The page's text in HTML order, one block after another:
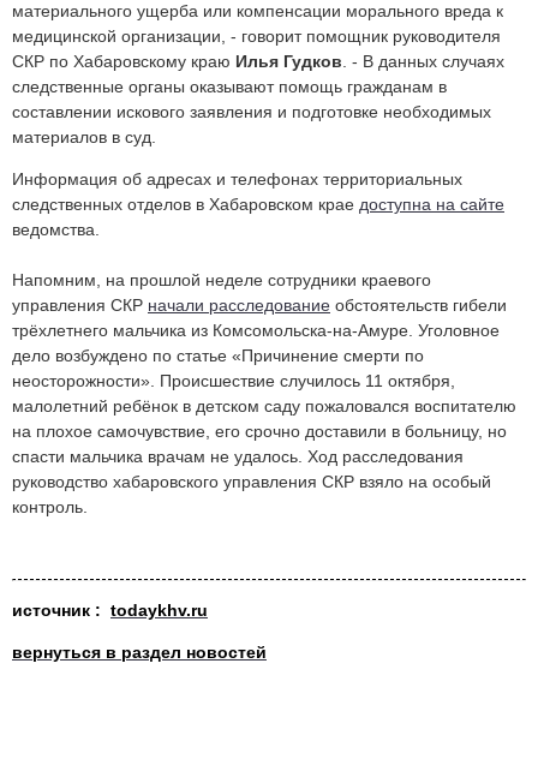
материального ущерба или компенсации морального вреда к
медицинской организации, - говорит помощник руководителя
СКР по Хабаровскому краю Илья Гудков . - В данных случаях
следственные органы оказывают помощь гражданам в
составлении искового заявления и подготовке необходимых
материалов в суд.
Информация об адресах и телефонах территориальных
следственных отделов в Хабаровском крае доступна на сайте
ведомства.
Напомним, на прошлой неделе сотрудники краевого
управления СКР начали расследование обстоятельств гибели
трёхлетнего мальчика из Комсомольска-на-Амуре. Уголовное
дело возбуждено по статье «Причинение смерти по
неосторожности». Происшествие случилось 11 октября,
малолетний ребёнок в детском саду пожаловался воспитателю
на плохое самочувствие, его срочно доставили в больницу, но
спасти мальчика врачам не удалось. Ход расследования
руководство хабаровского управления СКР взяло на особый
контроль.
источник : todaykhv.ru
вернуться в раздел новостей